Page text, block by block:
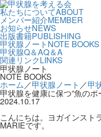
私たちについてABOUT
メンバー紹介MEMBER
お知らせNEWS
出版書籍PUBLISHING
甲状腺ノート NOTE BOOKS
甲状腺Q＆AQ＆A
関連リンクLINKS
甲状腺ノート
NOTE BOOKS
ホーム／甲状腺ノート ／甲
甲状腺を健康に保つ”魚のポ
2024.10.17
こんにちは。ヨガインスト
MARIEです。